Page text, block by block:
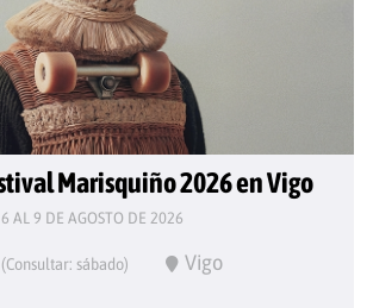
Marisquiño 2026 en Vigo
AL 9 DE AGOSTO DE 2026
(Consultar: sábado) Vigo